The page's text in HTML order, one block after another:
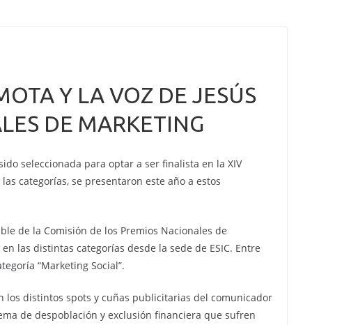
Y LA VOZ DE JESÚS
DE MARKETING
seleccionada para optar a ser finalista en la XIV
categorías, se presentaron este año a estos
de la Comisión de los Premios Nacionales de
las distintas categorías desde la sede de ESIC. Entre
“Marketing Social”.
los distintos spots y cuñas publicitarias del comunicador
de despoblación y exclusión financiera que sufren